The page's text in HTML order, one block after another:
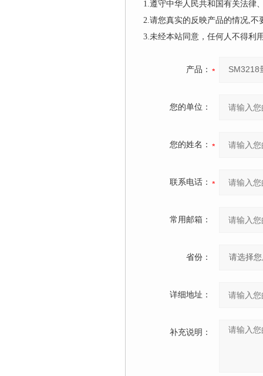
1.遵守中华人民共和国有关法律
2.请您真实的反映产品的情况,
3.未经本站同意，任何人不得利
产品：
您的单位：
您的姓名：
联系电话：
常用邮箱：
省份：
详细地址：
补充说明：